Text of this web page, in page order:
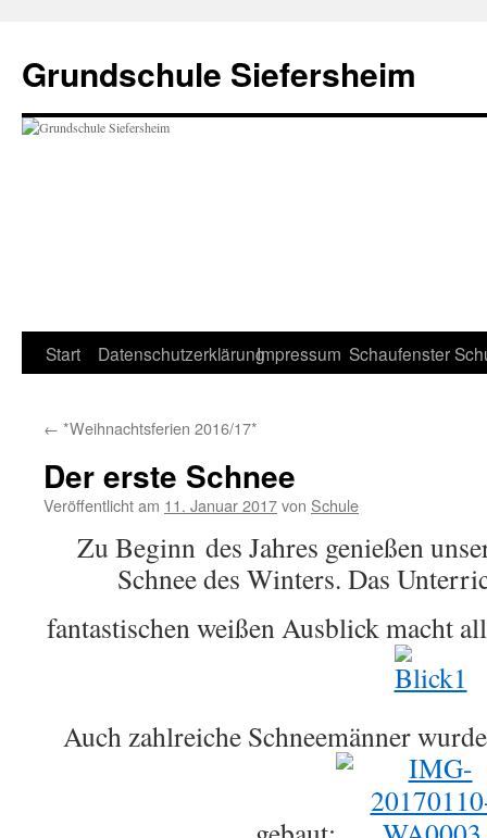
springen
Grundschule Siefersheim
Start DatenschutzerklärungImpressum Schaufenster
← *Weihnachtsferien 2016/17*
Der erste Schnee
Veröffentlicht am 11. Januar 2017von Schule
Zu Beginn des Jahres genießen
Schnee des Winters. Das
fantastischen weißen Ausblick macht
Auch zahlreiche Schneemänner